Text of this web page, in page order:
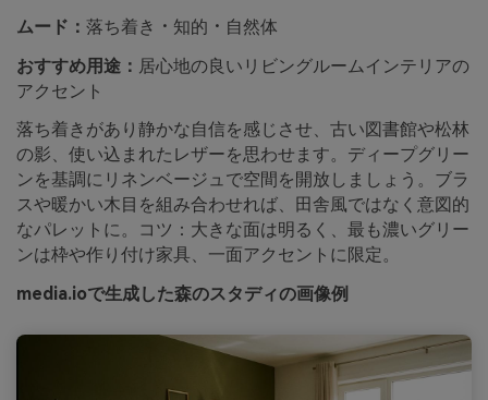
ムード： 落ち着き・知的・自然体
おすすめ用途： 居心地の良いリビングルームインテリアの
アクセント
落ち着きがあり静かな自信を感じさせ、古い図書館や松林
の影、使い込まれたレザーを思わせます。ディープグリー
ンを基調にリネンベージュで空間を開放しましょう。ブラ
スや暖かい木目を組み合わせれば、田舎風ではなく意図的
なパレットに。コツ：大きな面は明るく、最も濃いグリー
ンは枠や作り付け家具、一面アクセントに限定。
media.ioで生成した森のスタディの画像例